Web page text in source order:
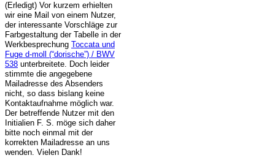
(Erledigt) Vor kurzem erhielten
wir eine Mail von einem Nutzer,
der interessante Vorschläge zur
Farbgestaltung der Tabelle in der
Werkbesprechung Toccata und
Fuge d-moll (“dorische”) / BWV
538 unterbreitete. Doch leider
stimmte die angegebene
Mailadresse des Absenders
nicht, so dass bislang keine
Kontaktaufnahme möglich war.
Der betreffende Nutzer mit den
Initialien F. S. möge sich daher
bitte noch einmal mit der
korrekten Mailadresse an uns
wenden. Vielen Dank!